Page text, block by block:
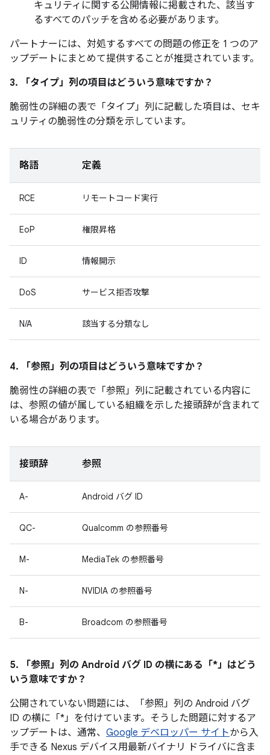
キュリティに関する公開情報に掲載された、該当す
るすべてのパッチを含める必要があります。
パートナーには、対処するすべての問題の修正を 1 つのア
ップデートにまとめて提供することが推奨されています。
3. 「タイプ」 列の項目はどういう意味ですか？
脆弱性の詳細の表で「タイプ」列に記載した項目は、セキ
ュリティの脆弱性の分類を示しています。
略語 定義
RCE リモートコード実行
EoP 権限昇格
ID 情報開示
DoS サービス拒否攻撃
N/A 該当する分類なし
4. 「参照」 列の項目はどういう意味ですか？
脆弱性の詳細の表で「参照」列に記載されている内容に
は、参照の値が属している組織を示した接頭辞が含まれて
いる場合があります。
接頭辞 参照
A- Android バグ ID
QC- Qualcomm の参照番号
M- MediaTek の参照番号
N- NVIDIA の参照番号
B- Broadcom の参照番号
5. 「参照」 列の Android バグ ID の横にある「*」はどう
いう意味ですか？
公開されていない問題には、「参照」列の Android バグ
ID の横に「*」を付けています。そうした問題に対するア
ップデートは、通常、 Google デベロッパー サイトから入
手できる Nexus デバイス用最新バイナリ ドライバに含ま